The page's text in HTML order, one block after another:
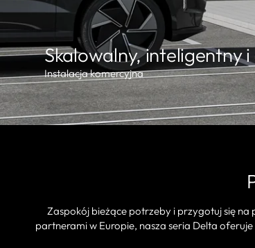
Skalowalny, inteligentny
Instalacja komercyjna
Zaspokój bieżące potrzeby i przygotuj się na
partnerami w Europie, nasza seria Delta